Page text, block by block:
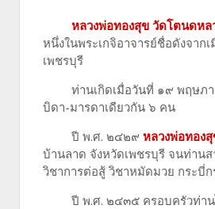
หลวงพ่อทองสุข วัดโตนดหล
หนึ่งในพระเกจิอาจารย์ชื่อดังจาก
เพชรบุรี
ท่านเกิดเมื่อวันที่ ๑๙ พฤษภา
บิดา-มารดาเดียวกัน ๖ คน
ปี พ.ศ. ๒๔๒๙ หลวงพ่อทอง
บ้านลาด จังหวัดเพชรบุรี จนท่าน
วิชาการต่อสู้ วิชาหมัดมวย กระบี่
ปี พ.ศ. ๒๔๓๕ ครอบครัวท่าน